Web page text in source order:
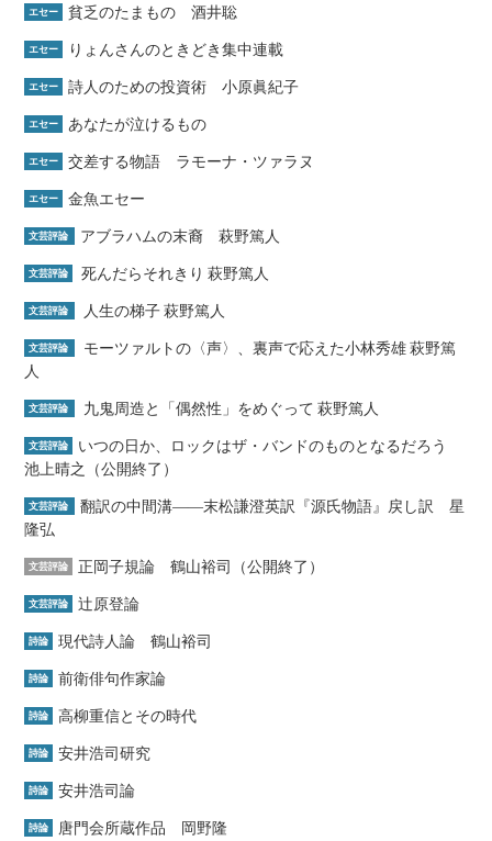
エセー 貧乏のたまもの 酒井聡
エセー りょんさんのときどき集中連載
エセー 詩人のための投資術 小原眞紀子
エセー あなたが泣けるもの
エセー 交差する物語 ラモーナ・ツァラヌ
エセー 金魚エセー
文芸評論 アブラハムの末裔 萩野篤人
文芸評論 死んだらそれきり 萩野篤人
文芸評論 人生の梯子 萩野篤人
文芸評論
モーツァルトの〈声〉、裏声で応えた小林秀雄 萩野篤
人
文芸評論 九鬼周造と「偶然性」をめぐって 萩野篤人
文芸評論
いつの日か、ロックはザ・バンドのものとなるだろう
池上晴之（公開終了）
文芸評論
翻訳の中間溝――末松謙澄英訳『源氏物語』戻し訳 星
隆弘
文芸評論 正岡子規論 鶴山裕司（公開終了）
文芸評論 辻原登論
詩論 現代詩人論 鶴山裕司
詩論 前衛俳句作家論
詩論 高柳重信とその時代
詩論 安井浩司研究
詩論 安井浩司論
詩論 唐門会所蔵作品 岡野隆